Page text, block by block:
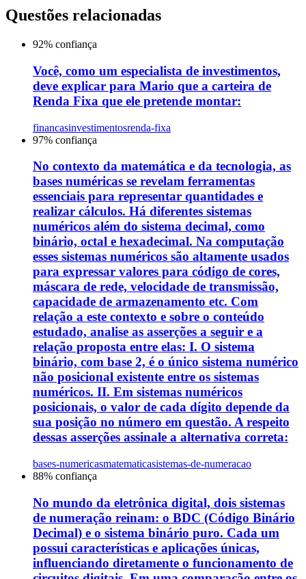
Questões relacionadas
92% confiança
Você, como um especialista de investimentos,
deve explicar para Mario que a carteira de
Renda Fixa que ele pretende montar:
financasinvestimentosrenda-fixa
97% confiança
No contexto da matemática e da tecnologia, as
bases numéricas se revelam ferramentas
essenciais para representar quantidades e
realizar cálculos. Há diferentes sistemas
numéricos além do sistema decimal, como
binário, octal e hexadecimal. Na computação
esses sistemas numéricos são altamente usados
para expressar valores para código de cores,
máscara de rede, velocidade de transmissão,
capacidade de armazenamento etc. Com
relação a este contexto e sobre o conteúdo
estudado, analise as asserções a seguir e a
relação proposta entre elas: I. O sistema
binário, com base 2, é o único sistema numérico
não posicional existente entre os sistemas
numéricos. II. Em sistemas numéricos
posicionais, o valor de cada dígito depende da
sua posição no número em questão. A respeito
dessas asserções assinale a alternativa correta:
bases-numericasmatematicasistemas-de-numeracao
88% confiança
No mundo da eletrônica digital, dois sistemas
de numeração reinam: o BDC (Código Binário
Decimal) e o sistema binário puro. Cada um
possui características e aplicações únicas,
influenciando diretamente o funcionamento de